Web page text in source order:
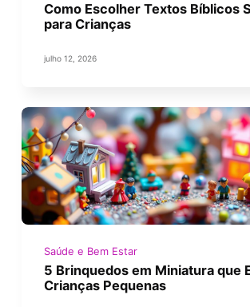
Como Escolher Textos Bíblicos
para Crianças
julho 12, 2026
Saúde e Bem Estar
5 Brinquedos em Miniatura que
Crianças Pequenas